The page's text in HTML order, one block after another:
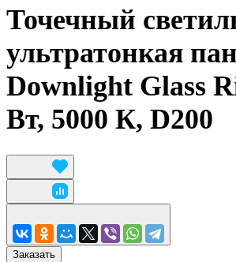
Точечный
ультратонкая
Downlight Glass
Вт, 5000 К, D200
Заказать